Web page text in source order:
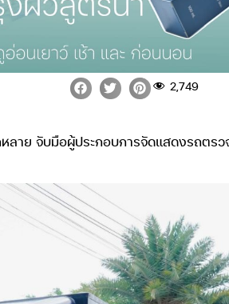
2,749
ลาย จับมือผู้ประกอบการจัดแสดงรถต